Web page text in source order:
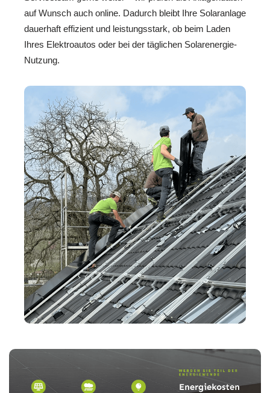
auf Wunsch auch online. Dadurch bleibt Ihre Solaranlage
dauerhaft effizient und leistungsstark, ob beim Laden
Ihres Elektroautos oder bei der täglichen Solarenergie-
Nutzung.